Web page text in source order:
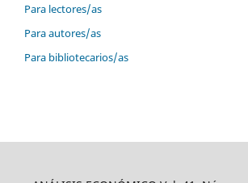
Para lectores/as
Para autores/as
Para bibliotecarios/as